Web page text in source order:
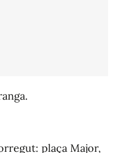
plaça Major,